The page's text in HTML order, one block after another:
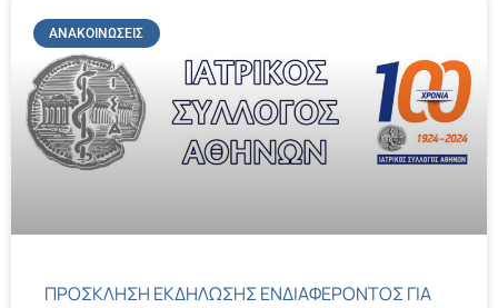
ΑΝΑΚΟΙΝΏΣΕΙΣ
ΠΡΟΣΚΛΗΣΗ ΕΚΔΗΛΩΣΗΣ ΕΝΔΙΑΦΕΡΟΝΤΟΣ ΓΙΑ